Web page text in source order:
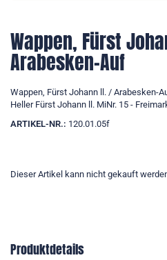
Wappen, Fürst
Arabesken-Auf
Wappen, Fürst Johann ll. / Arabesken-
Heller Fürst Johann ll. MiNr. 15 -
ARTIKEL-NR.: 120.01.05f
Dieser Artikel kann nicht gekauft
Produktdetails